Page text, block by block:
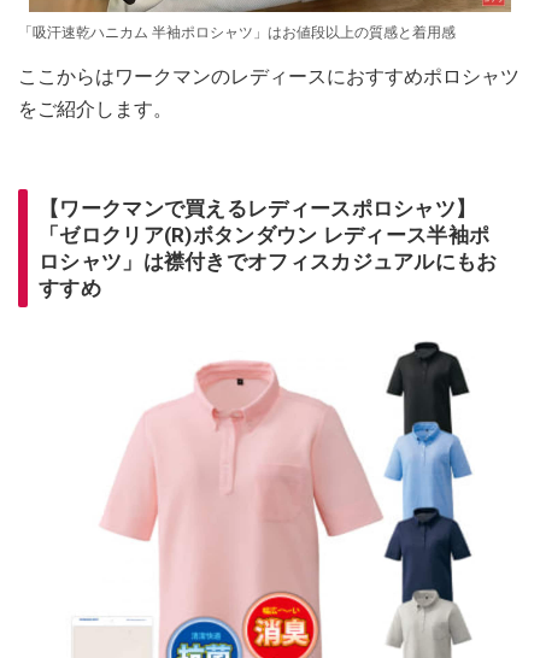
「吸汗速乾ハニカム 半袖ポロシャツ」はお値段以上の質感と着用感
ここからはワークマンのレディースにおすすめポロシャツ
をご紹介します。
【ワークマンで買えるレディースポロシャツ】
「ゼロクリア(R)ボタンダウン レディース半袖ポ
ロシャツ」は襟付きでオフィスカジュアルにもお
すすめ